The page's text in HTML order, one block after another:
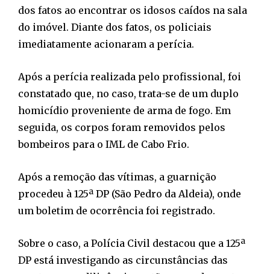
dos fatos ao encontrar os idosos caídos na sala
do imóvel. Diante dos fatos, os policiais
imediatamente acionaram a perícia.
Após a perícia realizada pelo profissional, foi
constatado que, no caso, trata-se de um duplo
homicídio proveniente de arma de fogo. Em
seguida, os corpos foram removidos pelos
bombeiros para o IML de Cabo Frio.
Após a remoção das vítimas, a guarnição
procedeu à 125ª DP (São Pedro da Aldeia), onde
um boletim de ocorrência foi registrado.
Sobre o caso, a Polícia Civil destacou que a 125ª
DP está investigando as circunstâncias das